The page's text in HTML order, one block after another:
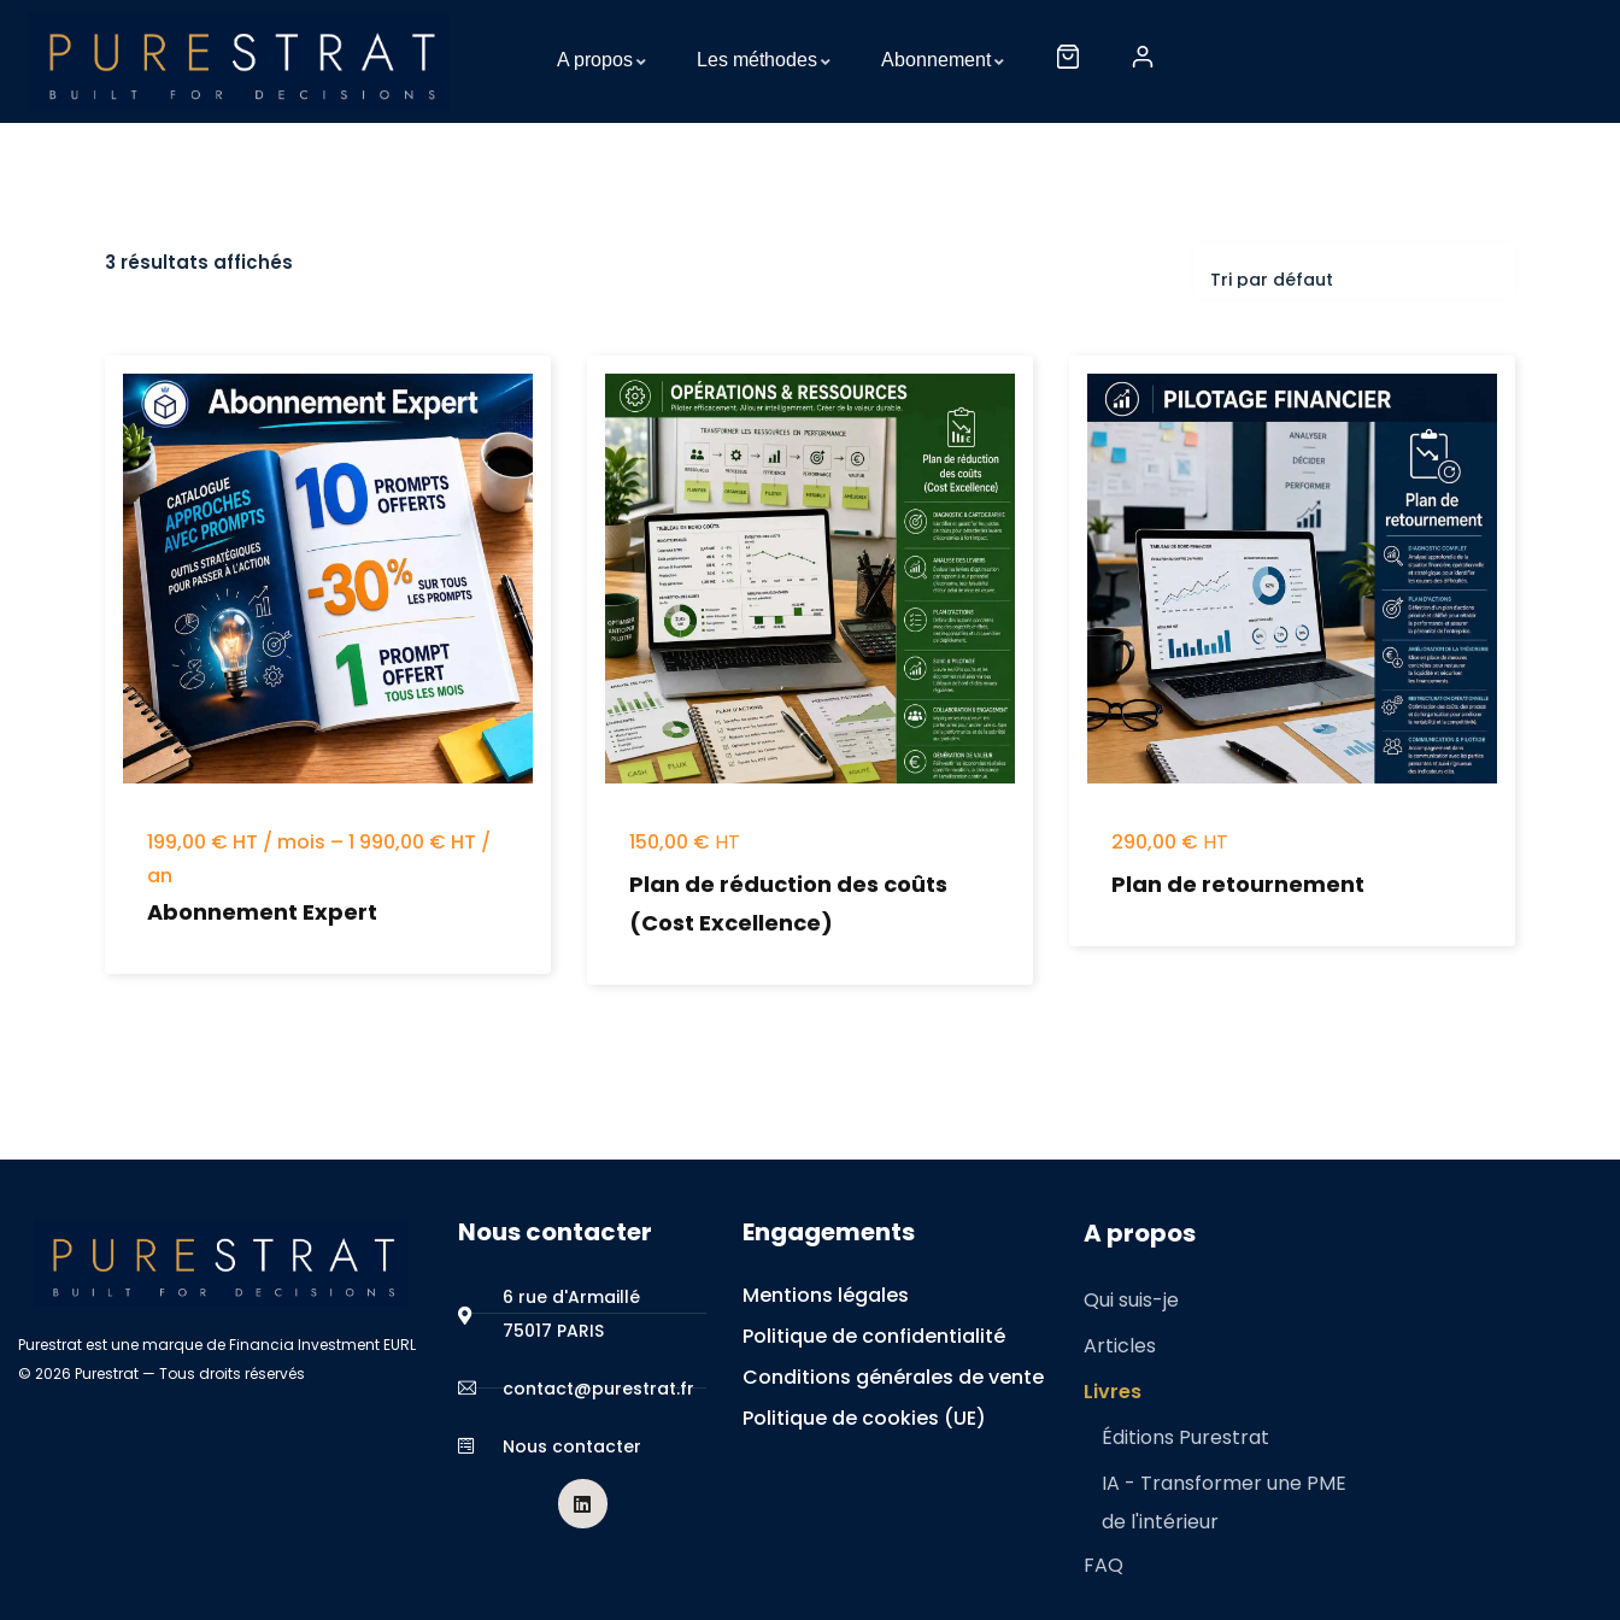
A propos Les méthodes Abonnement
3 résultats affichés
199,00 € HT / mois – 1 990,00 € HT /
an
Abonnement Expert
150,00 €
Plan de réduction des coûts
(Cost Excellence)
290,00 €
Plan de retournement
Purestrat est une marque de Financia Investment EURL
© 2026 Purestrat — Tous droits réservés
Nous contacter
6 rue d'Armaillé
75017 PARIS
contact@purestrat.fr
Nous contacter
Engagements
Mentions légales
Politique de confidentialité
Conditions générales de vente
Politique de cookies (UE)
A propos
Qui suis-je
Articles
Livres
Éditions Purestrat
IA - Transformer une PME
de l'intérieur
FAQ